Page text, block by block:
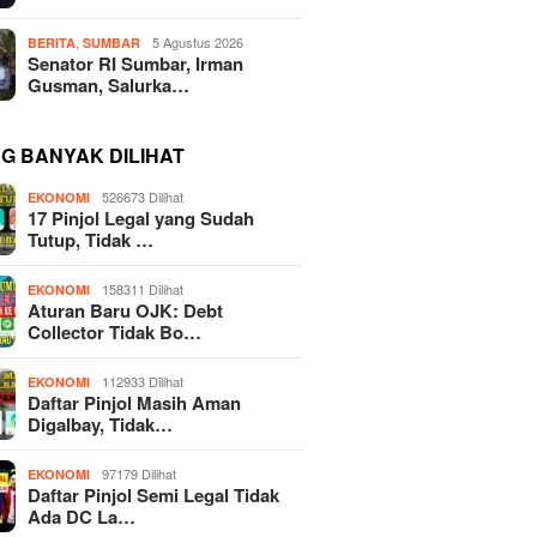
BERITA ,SUMBAR 5 Agustus 2026
Senator RI Sumbar, Irman
Gusman, Salurka…
BANYAK DILIHAT
EKONOMI 526673 Dilihat
17 Pinjol Legal yang Sudah
Tutup, Tidak …
EKONOMI 158311 Dilihat
Aturan Baru OJK: Debt
Collector Tidak Bo…
EKONOMI 112933 Dilihat
Daftar Pinjol Masih Aman
Digalbay, Tidak…
EKONOMI 97179 Dilihat
Daftar Pinjol Semi Legal Tidak
Ada DC La…